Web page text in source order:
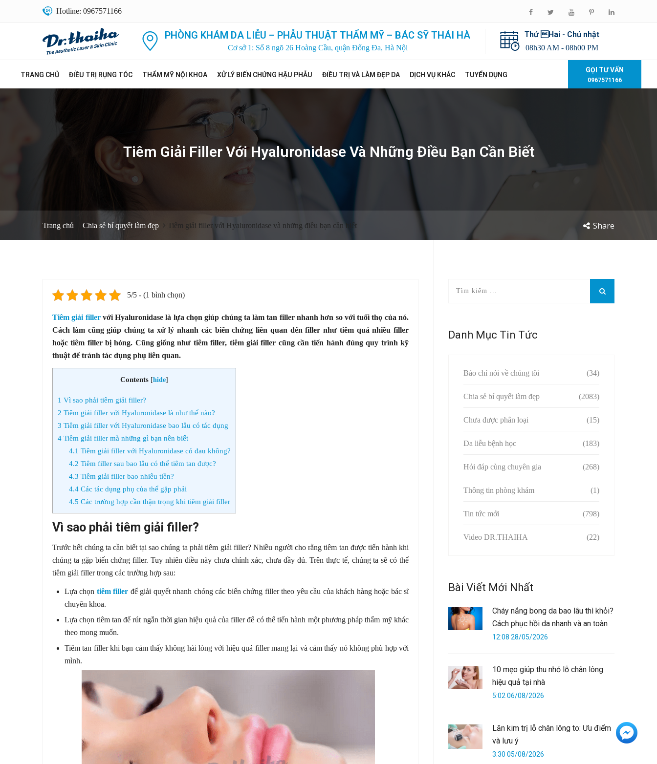
Hotline: 0967571166
PHÒNG KHÁM DA LIỄU – PHẪU THUẬT THẨM MỸ – BÁC SỸ THÁI HÀ
Cơ sở 1: Số 8 ngõ 26 Hoàng Cầu, quận Đống Đa, Hà Nội
Thứ Hai - Chủ nhật
08h30 AM - 08h00 PM
TRANG CHỦ ĐIỀU TRỊ RỤNG TÓC THẨM MỸ NỘI KHOA XỬ LÝ BIẾN CHỨNG HẬU PHẪU ĐIỀU TRỊ VÀ LÀM ĐẸP DA DỊCH VỤ KHÁC TUYỂN DỤNG
GỌI TƯ VẤN
0967571166
Tiêm Giải Filler Với Hyaluronidase Và Những Điều Bạn Cần Biết
Trang chủ Chia sẻ bí quyết làm đẹp Tiêm giải filler với Hyaluronidase và những điều bạn cần biết Share
5/5 - (1 bình chọn)
Tiêm giải filler với Hyaluronidase là lựa chọn giúp chúng ta làm tan filler nhanh hơn so với tuổi thọ của nó.
Cách làm cũng giúp chúng ta xử lý nhanh các biến chứng liên quan đến filler như tiêm quá nhiều filler
hoặc tiêm filler bị hỏng. Cũng giống như tiêm filler, tiêm giải filler cũng cần tiến hành đúng quy trình kỹ
thuật để tránh tác dụng phụ liên quan.
Contents [hide]
1 Vì sao phải tiêm giải filler?
2 Tiêm giải filler với Hyaluronidase là như thế nào?
3 Tiêm giải filler với Hyaluronidase bao lâu có tác dụng
4 Tiêm giải filler mà những gì bạn nên biết
4.1 Tiêm giải filler với Hyaluronidase có đau không?
4.2 Tiêm filler sau bao lâu có thể tiêm tan được?
4.3 Tiêm giải filler bao nhiêu tiền?
4.4Các tác dụng phụ của thể gặp phải
4.5 Các trường hợp cần thận trọng khi tiêm giải filler
Vì sao phải tiêm giải filler?
Trước hết chúng ta cần biết tại sao chúng ta phải tiêm giải filler? Nhiều người cho rằng tiêm tan được tiến hành khi
chúng ta gặp biến chứng filler. Tuy nhiên điều này chưa chính xác, chưa đầy đủ. Trên thực tế, chúng ta sẽ có thể
tiêm giải filler trong các trường hợp sau:
Lựa chọn tiêm filler để giải quyết nhanh chóng các biến chứng filler theo yêu cầu của khách hàng hoặc bác sĩ
chuyên khoa.
Lựa chọn tiêm tan để rút ngắn thời gian hiệu quả của filler để có thể tiến hành một phương pháp thẩm mỹ khác
theo mong muốn.
Tiêm tan filler khi bạn cảm thấy không hài lòng với hiệu quả filler mang lại và cảm thấy nó không phù hợp với
mình.
Danh Mục Tin Tức
Báo chí nói về chúng tôi (34)
Chia sẻ bí quyết làm đẹp (2083)
Chưa được phân loại (15)
Da liễu bệnh học (183)
Hỏi đáp cùng chuyên gia (268)
Thông tin phòng khám (1)
Tin tức mới (798)
Video DR.THAIHA (22)
Bài Viết Mới Nhất
Cháy nắng bong da bao lâu thì khỏi?
Cách phục hồi da nhanh và an toàn
12:08 28/05/2026
10 mẹo giúp thu nhỏ lỗ chân lông
hiệu quả tại nhà
5:02 06/08/2026
Lăn kim trị lỗ chân lông to: Ưu điểm
và lưu ý
3:30 05/08/2026
+3